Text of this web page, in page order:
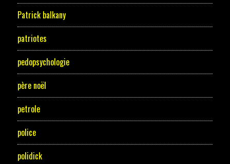
Patrick balkany
patriotes
pedopsychologie
père noël
petrole
police
polidick